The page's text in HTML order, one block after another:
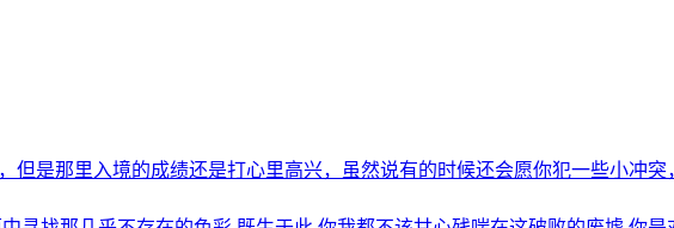
但是那里入境的成绩还是打心里高兴，虽然说有的时候还会愿你犯一些小冲突